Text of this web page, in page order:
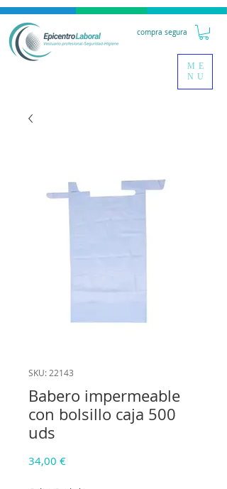
compra segura
ME
NU
SKU: 22143
Babero impermeable
con bolsillo caja 500
uds
34,00 €Precio